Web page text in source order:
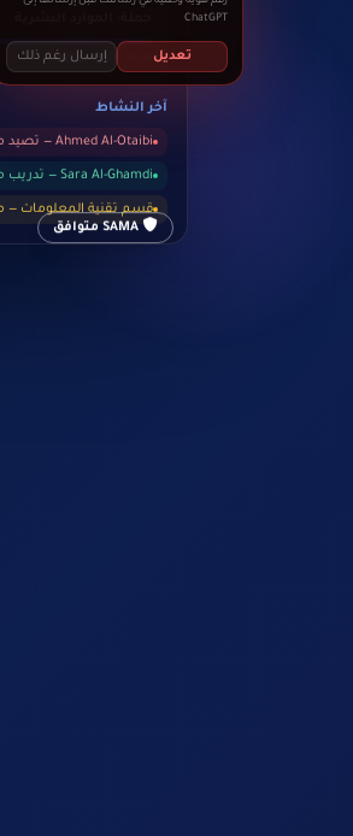
SAMA متوافق
ChatGPT
تعديل إرسال رغم ذلك
آخر النشاط
Ahmed Al-Otaibi — تصيد مكتشف
Sara Al-Ghamdi — تدريب مكتمل
قسم تقنية المعلومات